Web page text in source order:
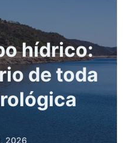
exigidos
o
precisa
evitar